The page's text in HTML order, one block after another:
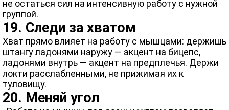
не остаться сил на интенсивную работу с нужной
группой.
19. Следи за хватом
Хват прямо влияет на работу с мышцами: держишь
штангу ладонями наружу — акцент на бицепс,
ладонями внутрь — акцент на предплечья. Держи
локти расслабленными, не прижимая их к
туловищу.
20. Меняй угол